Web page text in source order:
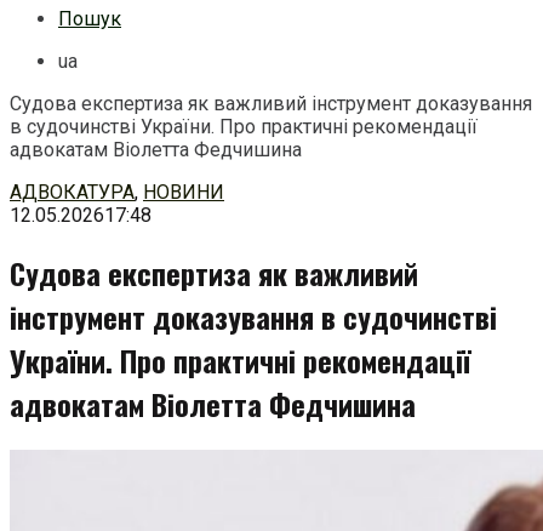
Пошук
ua
Судова експертиза як важливий інструмент доказування
в судочинстві України. Про практичні рекомендації
адвокатам Віолетта Федчишина
Перейти
до
АДВОКАТУРА, НОВИНИ
12.05.202617:48
Судова експертиза як важливий
інструмент доказування в судочинстві
України. Про практичні рекомендації
адвокатам Віолетта Федчишина